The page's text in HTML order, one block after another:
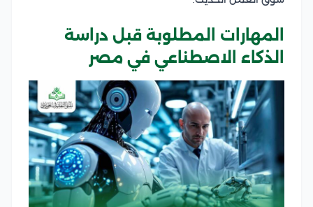
المهارات المطلوبة قبل دراسة
الذكاء الاصطناعي في مصر